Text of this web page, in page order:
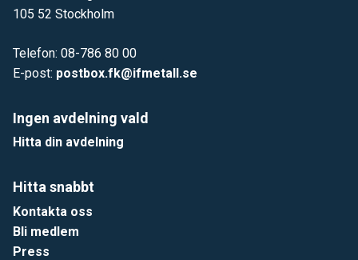
105 52 Stockholm
Telefon: 08-786 80 00
E-post: postbox.fk@ifmetall.se
Ingen avdelning vald
Hitta din avdelning
Hitta snabbt
Kontakta oss
Bli medlem
Press